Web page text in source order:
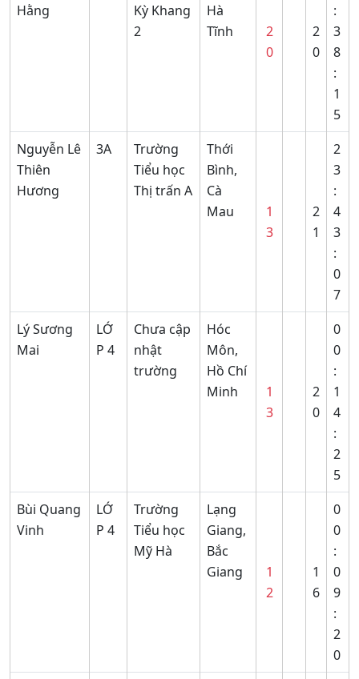
Hằng
Kỳ Khang
2
Hà
Tĩnh
2
0
2
0
:
3
8
:
1
5
Nguyễn Lê
Thiên
Hương
3A
Trường
Tiểu học
Thị trấn A
Thới
Bình,
Cà
Mau
1
3
2
1
2
3
:
4
3
:
0
7
Lý Sương
Mai
LỚ
P 4
Chưa cập
nhật
trường
Hóc
Môn,
Hồ Chí
Minh
1
3
2
0
0
0
:
1
4
:
2
5
Bùi Quang
Vinh
LỚ
P 4
Trường
Tiểu học
Mỹ Hà
Lạng
Giang,
Bắc
Giang
1
2
1
6
0
0
:
0
9
:
2
0